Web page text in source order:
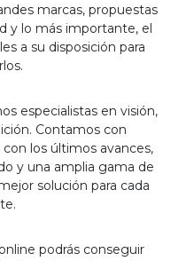
marcas, propuestas
y lo más importante, el
a su disposición para
especialistas en visión,
Contamos con
con los últimos avances,
y una amplia gama de
solución para cada
podrás conseguir